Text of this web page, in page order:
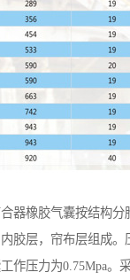
器橡胶气囊按结构分
胶层，帘布层组成。
作压力为0.75Mpa。